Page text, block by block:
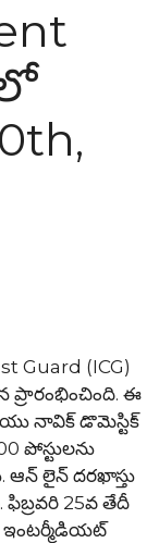
Guard (ICG)
ప్రారంభించింది. ఈ
నావిక్ డొమెస్టిక్
పోస్టులను
లైన్ దరఖాస్తు
ఫిబ్రవరి 25వ తేదీ
ఇంటర్మీడియట్